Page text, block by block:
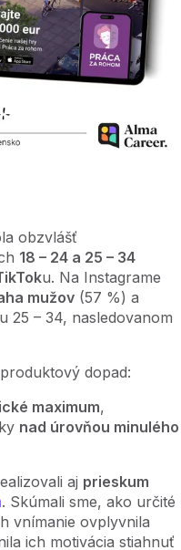
obzvlášť
18 – 24 a 25 – 34
u. Na Instagrame
mužov (57 %) a
25 – 34, nasledovanom
dopad:
maximum,
nad úrovňou minulého
aj prieskum
. Skúmali sme, ako určité
vnímanie ovplyvnila
ich motivácia stiahnuť